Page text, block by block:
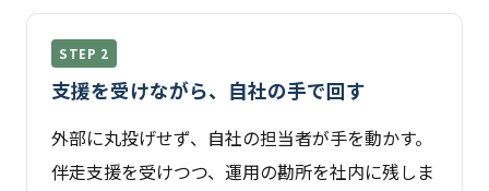
STEP 2
支援を受けながら、自社の手で回す
外部に丸投げせず、自社の担当者が手を動かす。
伴走支援を受けつつ、運用の勘所を社内に残しま